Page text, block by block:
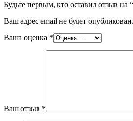
Будьте первым, кто оставил отзыв
Ваш адрес email не будет опубликован.
Ваша оценка *
Ваш отзыв *